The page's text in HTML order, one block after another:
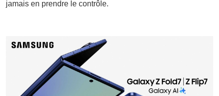
jamais en prendre le contrôle.